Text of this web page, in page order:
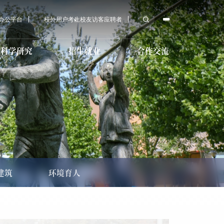
公平台 校外用户考生校友访客应聘者
后勤服务
校医院
术教育
科学研究
科研机构
科研学术
招生就业
培训教育招生
院招
国际预科招生
MPA招生
务
合作交流
传媒大学教育基金会
筑 环境育人